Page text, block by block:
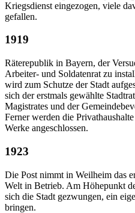
Kriegsdienst eingezogen, viele
gefallen.
1919
Räterepublik in Bayern, der
Arbeiter- und Soldatenrat zu
wird zum Schutze der Stadt
sich der erstmals gewählte
Magistrates und der
Ferner werden die
Werke angeschlossen.
1923
Die Post nimmt in Weilheim das
Welt in Betrieb. Am Höhepunkt
sich die Stadt gezwungen, ein
bringen.